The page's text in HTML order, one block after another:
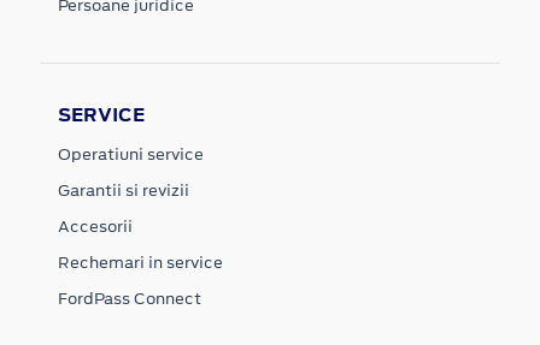
Persoane juridice
SERVICE
Operatiuni service
Garantii si revizii
Accesorii
Rechemari in service
FordPass Connect